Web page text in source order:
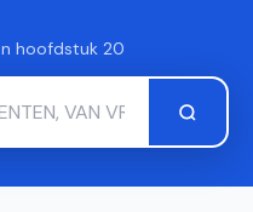
hoofdstuk 20